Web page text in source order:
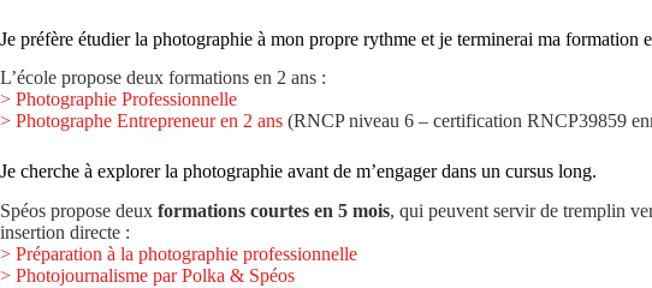
Je préfère étudier la photographie à mon propre rythme et je terminerai ma formation
L’école propose deux formations en 2 ans :
> Photographie Professionnelle
> Photographe Entrepreneur en 2 ans (RNCP niveau 6 – certification RNCP39859
Je cherche à explorer la photographie avant de m’engager dans un cursus long.
Spéos propose deux formations courtes en 5 mois, qui peuvent servir de tremplin
insertion directe :
> Préparation à la photographie professionnelle
> Photojournalisme par Polka & Spéos